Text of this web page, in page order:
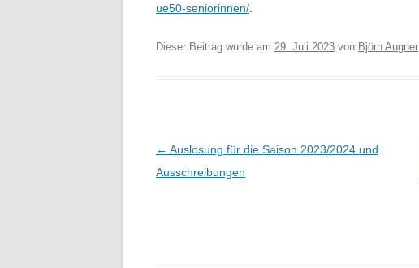
ue50-seniorinnen/
Dieser Beitrag wurde am 29. Juli 2023 von Björn Augner
Beitragsnavigation
← Auslosung für die Saison 2023/2024 und
Ausschreibungen